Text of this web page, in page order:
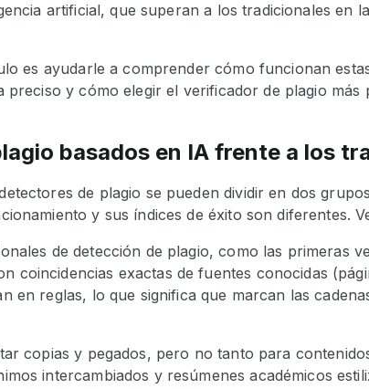
artificial, que superan a los tradicionales en
es ayudarle a comprender cómo funcionan
preciso y cómo elegir el verificador de plagio más
basados en IA frente a los
de plagio se pueden dividir en dos
y sus índices de éxito son diferentes.
de detección de plagio, como las primeras
coincidencias exactas de fuentes conocidas
en reglas, lo que significa que marcan las
copias y pegados, pero no tanto para
intercambiados y resúmenes académicos